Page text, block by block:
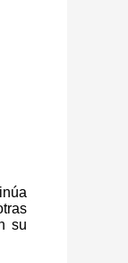
su